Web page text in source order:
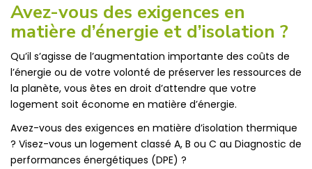
Avez-vous des exigences en
matière d’énergie et d’isolation ?
Qu’il s’agisse de l’augmentation importante des coûts de
l’énergie ou de votre volonté de préserver les ressources de
la planète, vous êtes en droit d’attendre que votre
logement soit économe en matière d’énergie.
Avez-vous des exigences en matière d’isolation thermique
? Visez-vous un logement classé A, B ou C au Diagnostic de
performances énergétiques (DPE) ?